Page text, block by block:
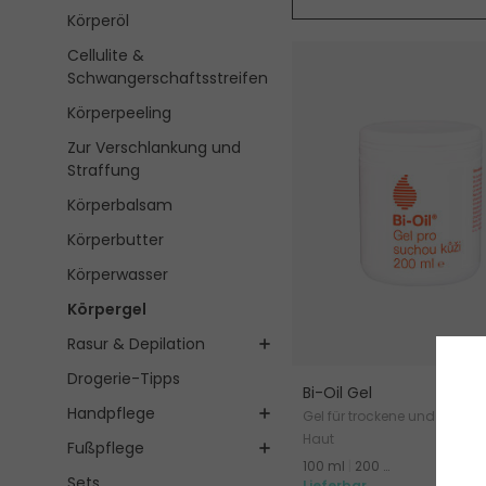
Körperöl
Cellulite &
Schwangerschaftsstreifen
Körperpeeling
Zur Verschlankung und
Straffung
Körperbalsam
Körperbutter
Körperwasser
Körpergel
Rasur & Depilation
Drogerie-Tipps
Handpflege
Fußpflege
Bi-Oil Gel
Gel für trockene und
Haut
100 ml
200 ml
ab